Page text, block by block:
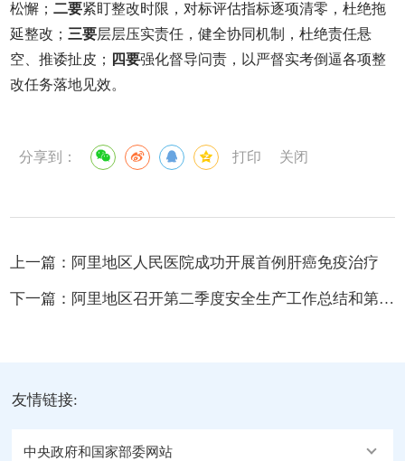
松懈；二要紧盯整改时限，对标评估指标逐项清零，杜绝拖
延整改； 三要层层压实责任，健全协同机制，杜绝责任悬
空、推诿扯皮； 四要强化督导问责，以严督实考倒逼各项整
改任务落地见效。
分享到： 打印 关闭
上一篇： 阿里地区人民医院成功开展首例肝癌免疫治疗
下一篇： 阿里地区召开第二季度安全生产工作总结和第三季度工作部署会暨防汛抗旱调度会
友情链接:
中央政府和国家部委网站